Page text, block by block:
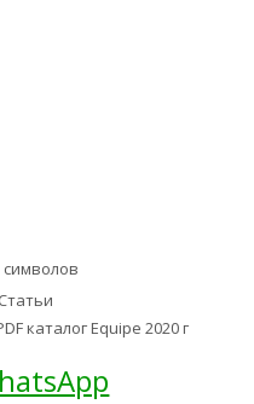
Статьи
каталог Equipe 2020 г